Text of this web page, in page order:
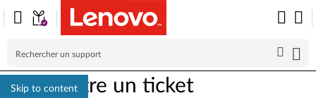
Skip to content
Soumettre un ticket